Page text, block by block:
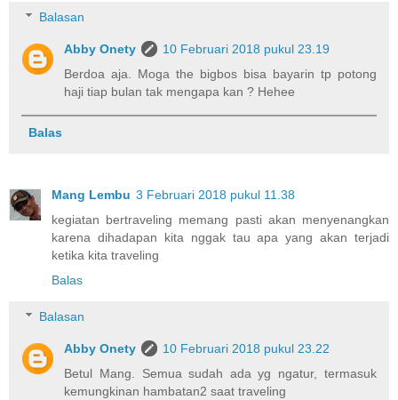
Balasan
Abby Onety
10 Februari 2018 pukul 23.19
Berdoa aja. Moga the bigbos bisa bayarin tp potong
haji tiap bulan tak mengapa kan ? Hehee
Balas
Mang Lembu 3 Februari 2018 pukul 11.38
kegiatan bertraveling memang pasti akan menyenangkan
karena dihadapan kita nggak tau apa yang akan terjadi
ketika kita traveling
Balas
Balasan
Abby Onety
10 Februari 2018 pukul 23.22
Betul Mang. Semua sudah ada yg ngatur, termasuk
kemungkinan hambatan2 saat traveling